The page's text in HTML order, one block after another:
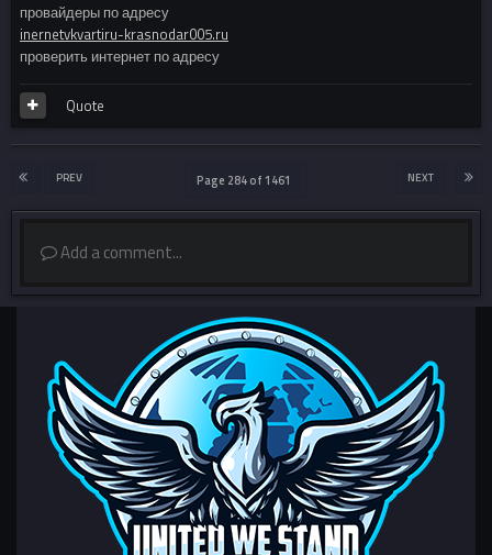
провайдеры по адресу
inernetvkvartiru-krasnodar005.ru
проверить интернет по адресу
Quote
PREV NEXT
Page 284 of 1461
Add a comment...